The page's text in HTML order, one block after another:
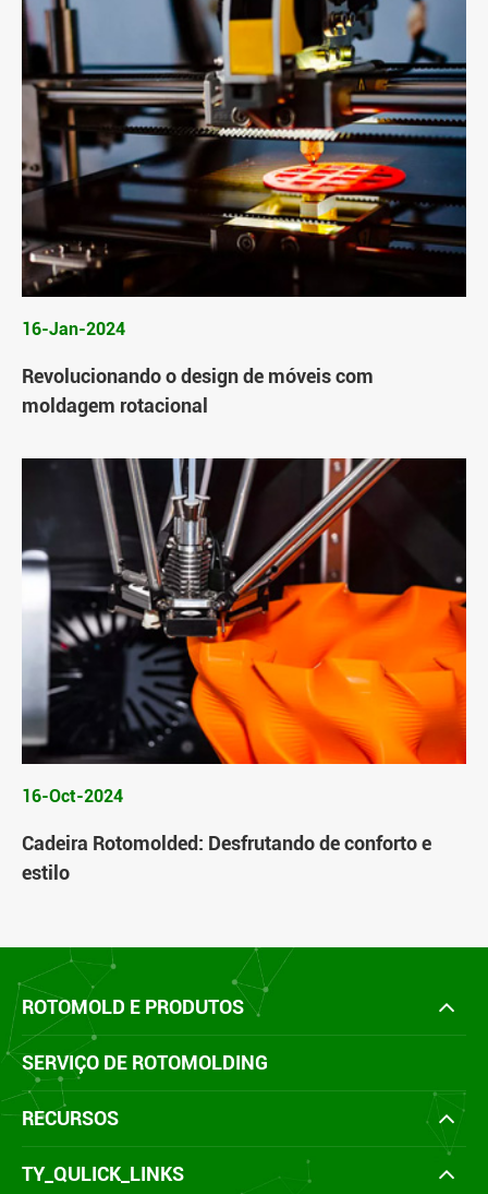
16-Jan-2024
Revolucionando o design de móveis com
moldagem rotacional
16-Oct-2024
Cadeira Rotomolded: Desfrutando de conforto e
estilo
ROTOMOLD E PRODUTOS
SERVIÇO DE ROTOMOLDING
RECURSOS
TY_QULICK_LINKS